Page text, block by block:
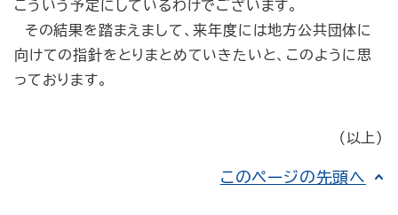
こういう予定にしているわけでございます。
その結果を踏まえまして、来年度には地方公共団体に
向けての指針をとりまとめていきたいと、このように思
っております。
（以上）
このページの先頭へ